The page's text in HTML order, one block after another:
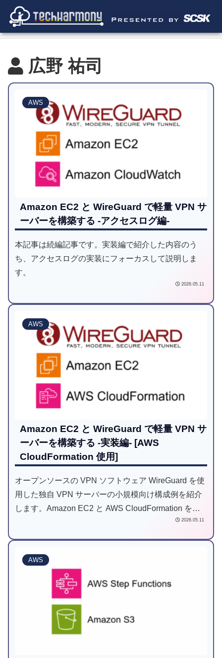
広野 祐司
AWS
Amazon EC2 と WireGuard で軽量 VPN サ
ーバーを構築する -アクセスログ編-
本記事は続編記事です。実装編で紹介した内容のう
ち、アクセスログの実装にフォーカスして説明しま
す。
2026.05.11
AWS
Amazon EC2 と WireGuard で軽量 VPN サ
ーバーを構築する -実装編- [AWS
CloudFormation 使用]
オープンソースの VPN ソフトウェア WireGuard を使
用した独自 VPN サーバーの小規模向け構成例を紹介
します。Amazon EC2 と AWS CloudFormation を使
2026.05.11
AWS